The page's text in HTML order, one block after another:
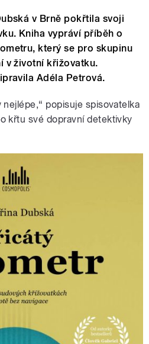
v Brně pokřtila svoji
Kniha vypráví příběh o
který se pro skupinu
v životní křižovatku.
Adéla Petrová.
popisuje spisovatelka
křtu své dopravní detektivky